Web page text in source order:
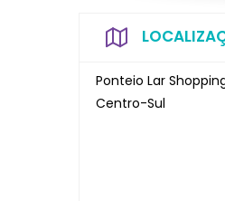
Ponteio Lar
Centro-Sul